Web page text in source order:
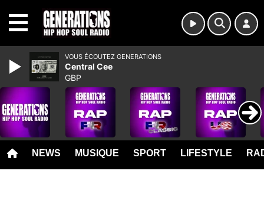
NEWS MUSIQUE SPORT LIFESTYLE
VOUS ÉCOUTEZ GENERATIONS
Central Cee
GBP